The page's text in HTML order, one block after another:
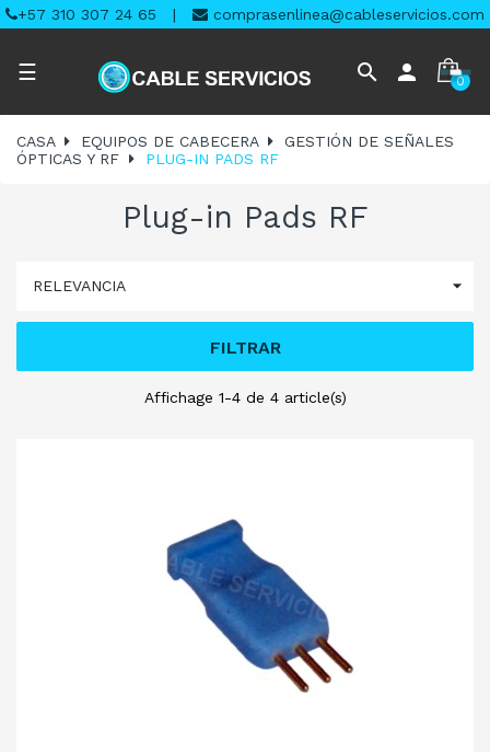
+57 310 307 24 65 | comprasenlinea@cableservicios.com
Navegación
palanca
☰ search person 0
CASA EQUIPOS DE CABECERA
GESTIÓN DE SEÑALES
ÓPTICAS Y RF
PLUG-IN PADS RF
Plug-in Pads RF
RELEVANCIA 
FILTRAR
Affichage 1-4 de 4 article(s)